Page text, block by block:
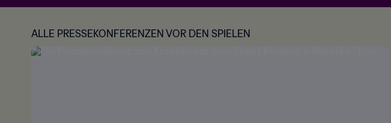
ALLE PRESSEKONFERENZEN VOR DEN SPIELEN